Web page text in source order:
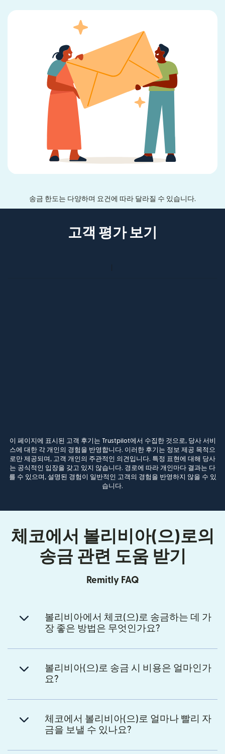
송금 한도는 다양하며 요건에 따라 달라질 수 있습니다.
고객 평가 보기
이 페이지에 표시된 고객 후기는 Trustpilot에서 수집한 것으로, 당사 서비
스에 대한 각 개인의 경험을 반영합니다. 이러한 후기는 정보 제공 목적으
로만 제공되며, 고객 개인의 주관적인 의견입니다. 특정 표현에 대해 당사
는 공식적인 입장을 갖고 있지 않습니다. 경로에 따라 개인마다 결과는 다
를 수 있으며, 설명된 경험이 일반적인 고객의 경험을 반영하지 않을 수 있
습니다.
체코에서 볼리비아(으)로의
송금 관련 도움 받기
Remitly FAQ
볼리비아에서 체코(으)로 송금하는 데 가
장 좋은 방법은 무엇인가요?
볼리비아(으)로 송금 시 비용은 얼마인가
요?
체코에서 볼리비아(으)로 얼마나 빨리 자
금을 보낼 수 있나요?